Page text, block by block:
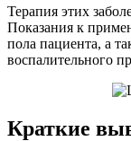
Терапия этих
Показания к
пола пациента, а
воспалительного
Краткие